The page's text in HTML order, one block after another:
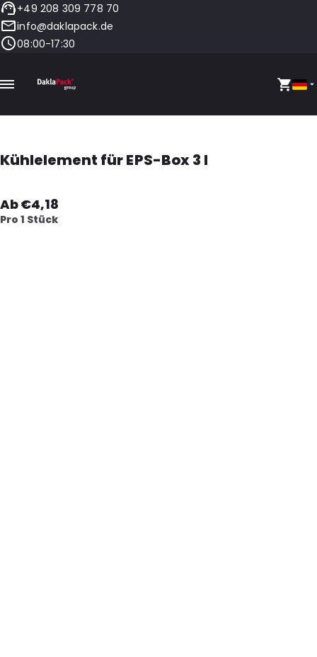
+49 208 309 778 70
info@daklapack.de
08:00-17:30
Kühlelement für EPS-Box 3 l
Ab €4,18
Pro 1 Stück